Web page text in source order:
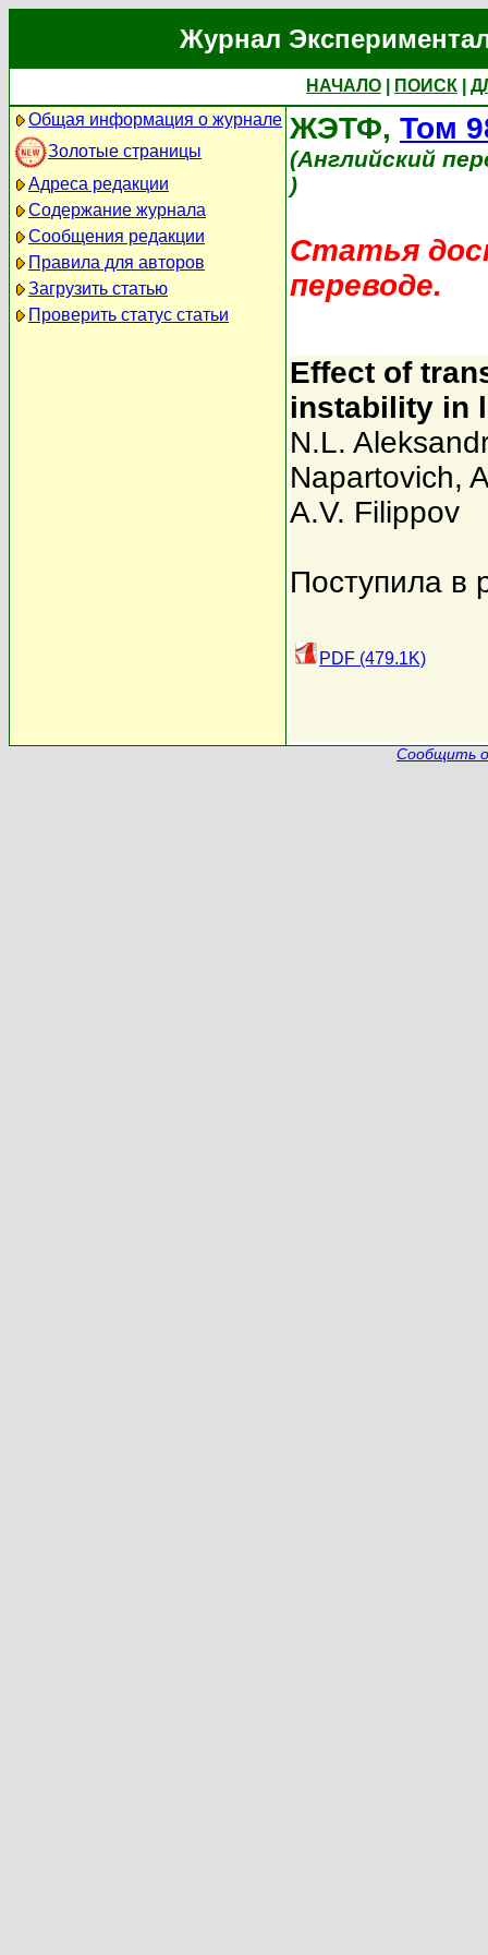
Журнал
НАЧАЛО ПОИСК
Общая информация о журнале
Золотые страницы
Адреса редакции
Содержание журнала
Сообщения редакции
Правила для авторов
Загрузить статью
Проверить статус статьи
ЖЭТФ, Том
(Английский
)
Статья
переводе.
Effect of
instability in
N.L.
Napartovich,
A.V. Filippov
Поступила в
PDF (479.1K)
Сообщить о